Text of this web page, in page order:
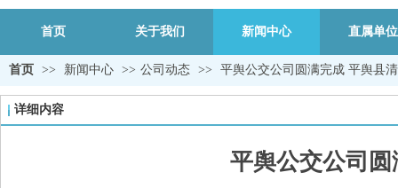
首页 关于我们 新闻中心 直属单位
首页 >> 新闻中心 >> 公司动态 >> 平舆公交公司圆满完成 平舆县
详细内容
平舆公交公司